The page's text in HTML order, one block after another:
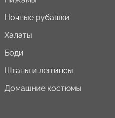
Ночные рубашки
Халаты
Боди
Штаны и леггинсы
Домашние костюмы